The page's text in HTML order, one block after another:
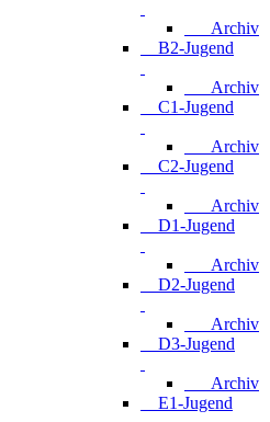
Archiv
B2-Jugend
Archiv
C1-Jugend
Archiv
C2-Jugend
Archiv
D1-Jugend
Archiv
D2-Jugend
Archiv
D3-Jugend
Archiv
E1-Jugend